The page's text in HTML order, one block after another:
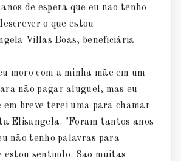
de espera que eu não tenho
o que estou
Villas Boas, beneficiária
moro com a minha mãe em um
não pagar aluguel, mas eu
em breve terei uma para chamar
Elisangela. "Foram tantos anos
não tenho palavras para
estou sentindo. São muitas